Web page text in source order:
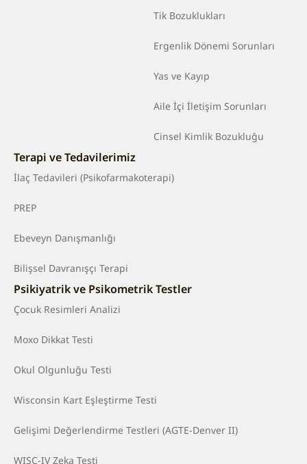
Tik Bozuklukları
Ergenlik Dönemi Sorunları
Yas ve Kayıp
Aile İçi İletişim Sorunları
Cinsel Kimlik Bozukluğu
Terapi ve Tedavilerimiz
İlaç Tedavileri (Psikofarmakoterapi)
PREP
Ebeveyn Danışmanlığı
Bilişsel Davranışçı Terapi
Psikiyatrik ve Psikometrik Testler
Çocuk Resimleri Analizi
Moxo Dikkat Testi
Okul Olgunluğu Testi
Wisconsin Kart Eşleştirme Testi
Gelişimi Değerlendirme Testleri (AGTE-Denver II)
WISC-IV Zeka Testi